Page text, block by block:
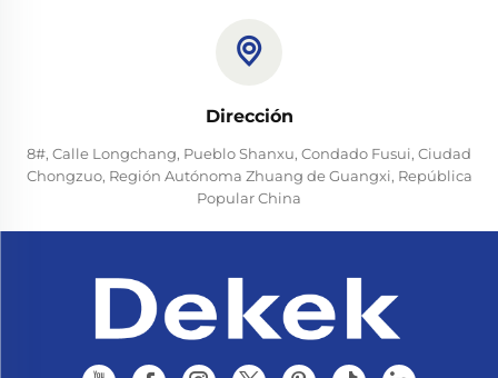
Dirección
8#, Calle Longchang, Pueblo Shanxu, Condado Fusui, Ciudad
Chongzuo, Región Autónoma Zhuang de Guangxi, República
Popular China